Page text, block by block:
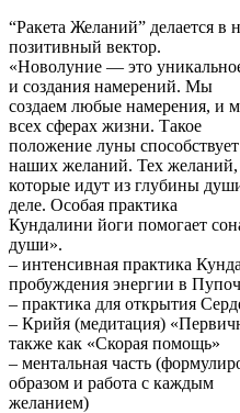
“Ракета Желаний” делается в
позитивный вектор.
«Новолуние — это
и создания намерений. Мы
создаем любые намерения, и
всех сферах жизни. Такое
положение луны
наших желаний. Тех желаний,
которые идут из глубины
деле. Особая практика
Кундалини йоги помогает
души».
– интенсивная практика
пробуждения энергии в
– практика для открытия
– Крийя (медитация)
также как «Скорая помощь»
– ментальная часть
образом и работа с каждым
желанием)